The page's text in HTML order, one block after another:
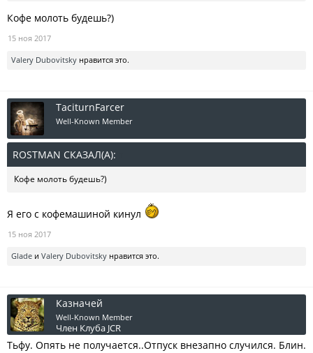
Кофе молоть будешь?)
15 ноя 2017
Valery Dubovitsky нравится это.
TaciturnFarcer
Well-Known Member
ROSTMAN СКАЗАЛ(А):
Кофе молоть будешь?)
Я его с кофемашиной кинул
15 ноя 2017
Glade и Valery Dubovitsky нравится это.
Казначей
Well-Known Member
Член Клуба JCR
Тьфу. Опять не получается..Отпуск внезапно случился. Блин.